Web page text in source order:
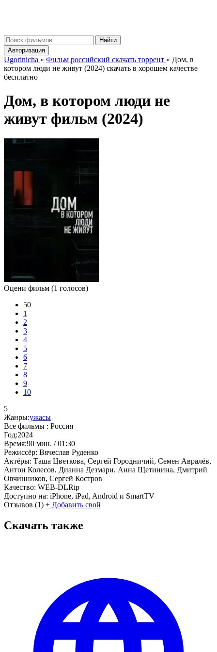
Найти
Авторизация
Ugorinicha » Фильм российский скачать торрент » Дом, в
котором люди не живут (2024) скачать в хорошем качестве
бесплатно
Дом, в котором люди не
живут фильм (2024)
Оцени фильм (1 голосов)
50
1
2
3
4
5
6
7
8
9
10
5
Жанры:ужасы
Все фильмы : Россия
Год:2024
Время:90 мин. / 01:30
Режиссёр: Вячеслав Руденко
Актёры: Таша Цветкова, Сергей Городничий, Семен Авралёв,
Антон Колесов, Дианна Дезмари, Анна Щетинина, Дмитрий
Овчинников, Сергей Костров
Качество: WEB-DLRip
Доступно на: iPhone, iPad, Android и SmartTV
Отзывов (1) + Добавить свой
Скачать также